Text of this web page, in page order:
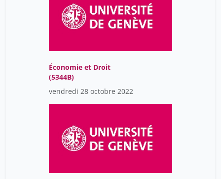
Économie et Droit
(5344B)
vendredi 28 octobre 2022